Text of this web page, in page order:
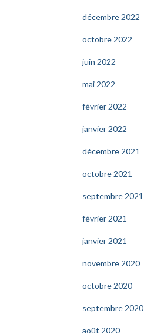
décembre 2022
octobre 2022
juin 2022
mai 2022
février 2022
janvier 2022
décembre 2021
octobre 2021
septembre 2021
février 2021
janvier 2021
novembre 2020
octobre 2020
septembre 2020
août 2020